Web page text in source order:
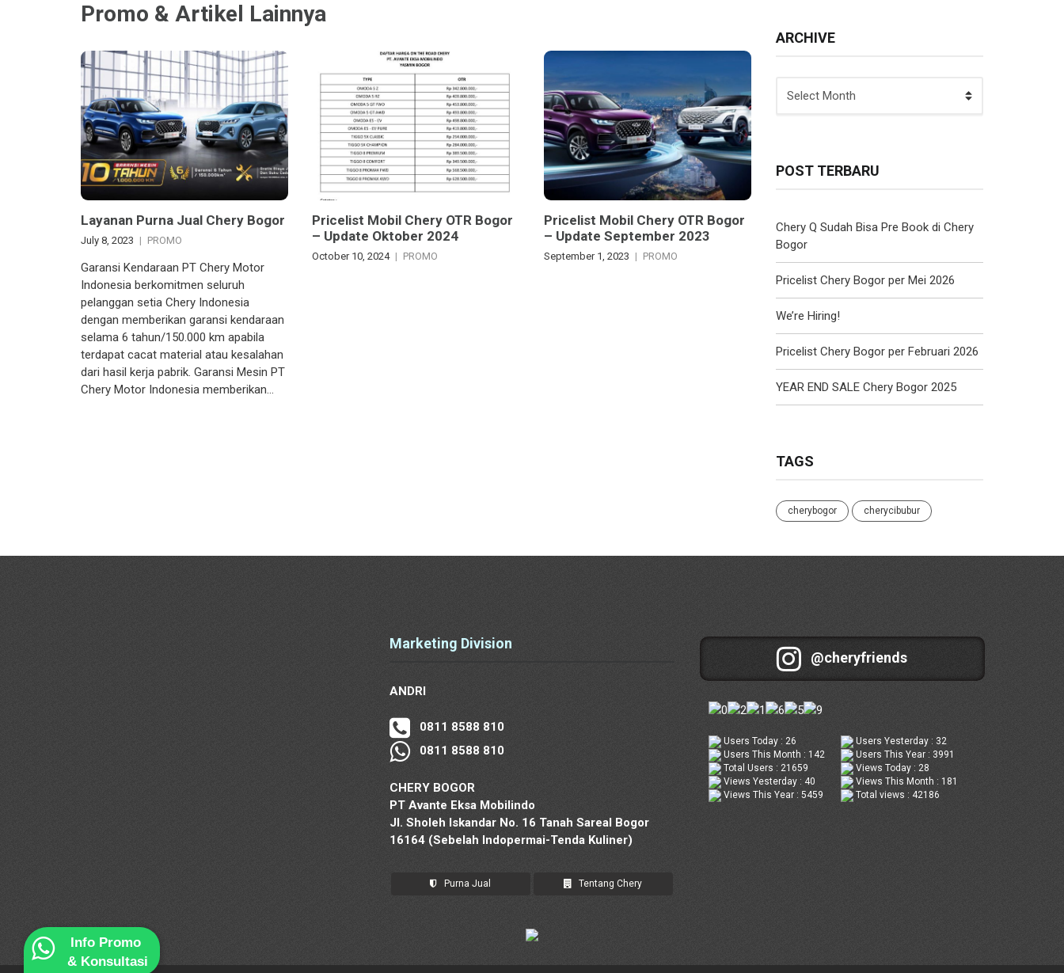
Promo & Artikel Lainnya
Layanan Purna Jual Chery Bogor
July 8, 2023 PROMO
Garansi Kendaraan PT Chery Motor
Indonesia berkomitmen seluruh
pelanggan setia Chery Indonesia
dengan memberikan garansi kendaraan
selama 6 tahun/150.000 km apabila
terdapat cacat material atau kesalahan
dari hasil kerja pabrik. Garansi Mesin PT
Chery Motor Indonesia memberikan…
Pricelist Mobil Chery OTR Bogor
– Update Oktober 2024
October 10, 2024 PROMO
Pricelist Mobil Chery OTR Bogor
– Update September 2023
September 1, 2023 PROMO
ARCHIVE
POST TERBARU
Chery Q Sudah Bisa Pre Book di Chery
Bogor
Pricelist Chery Bogor per Mei 2026
We’re Hiring!
Pricelist Chery Bogor per Februari 2026
YEAR END SALE Chery Bogor 2025
TAGS
cherybogor cherycibubur
Marketing Division
ANDRI
0811 8588 810
0811 8588 810
CHERY BOGOR
PT Avante Eksa Mobilindo
Jl. Sholeh Iskandar No. 16 Tanah Sareal Bogor
16164 (Sebelah Indopermai-Tenda Kuliner)
Purna Jual Tentang Chery
@cheryfriends
Users Today : 26
Users Yesterday : 32
Users This Month : 142
Users This Year : 3991
Total Users : 21659
Views Today : 28
Views Yesterday : 40
Views This Month : 181
Views This Year : 5459
Total views : 42186
Info Promo
& Konsultasi